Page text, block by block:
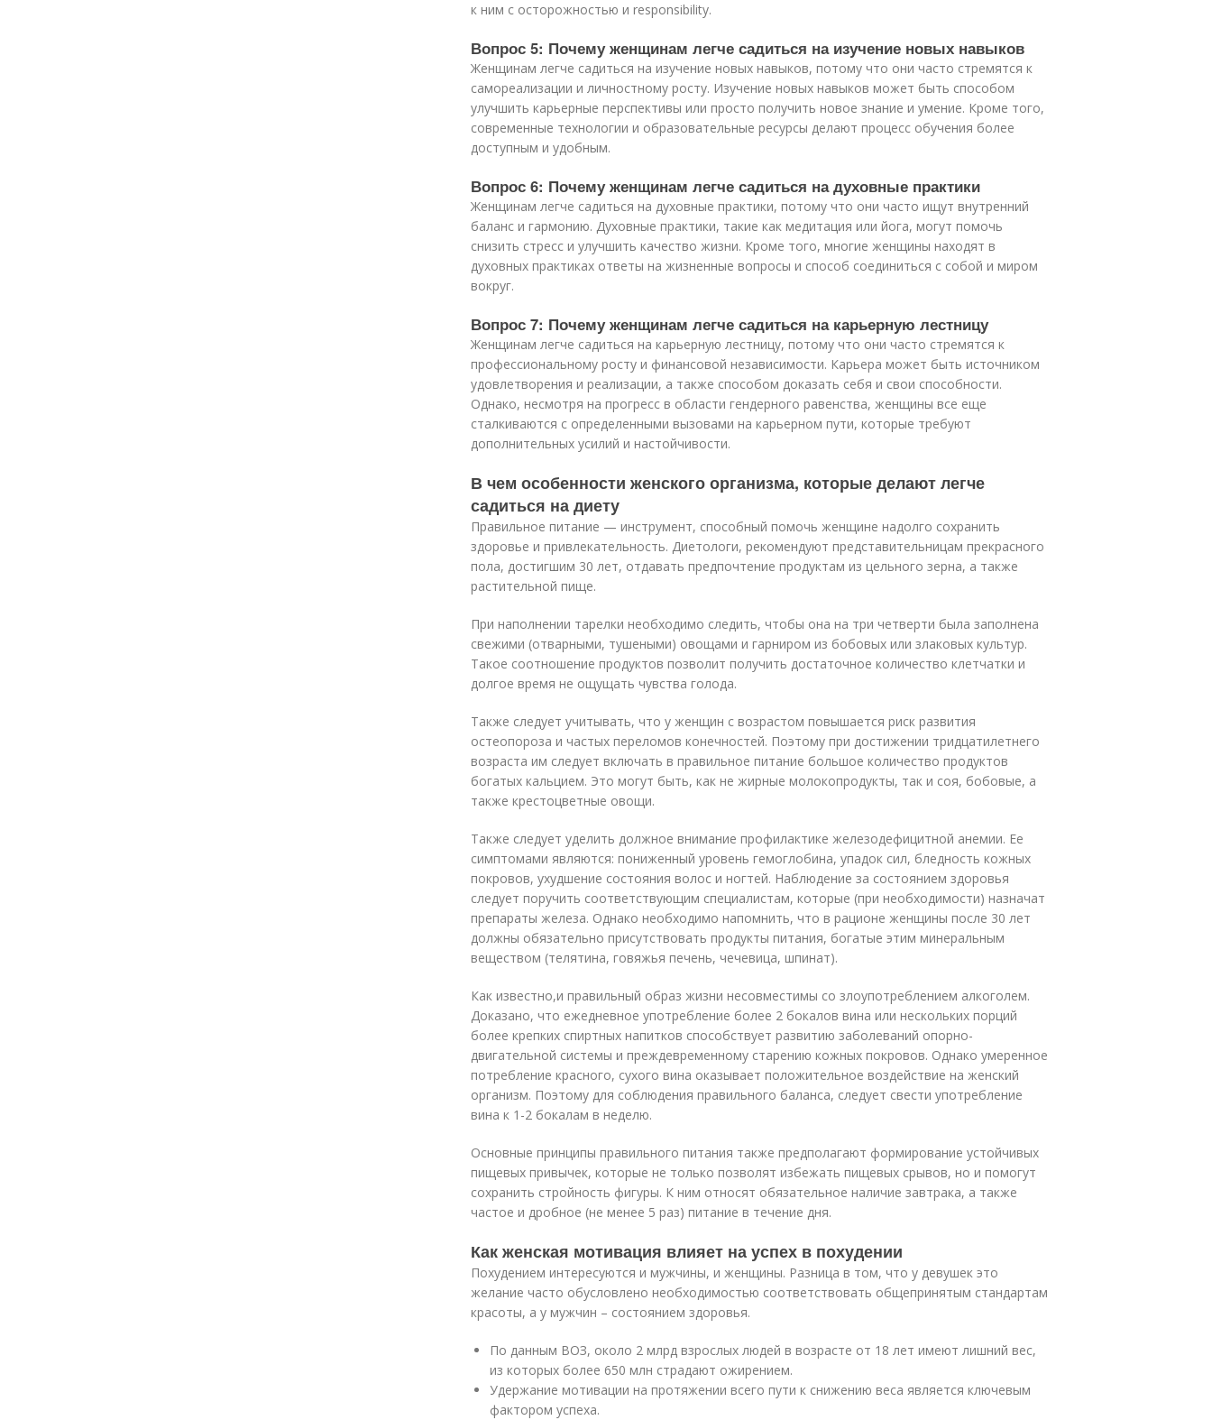
к ним с осторожностью и responsibility.
Вопрос 5: Почему женщинам легче садиться на изучение новых навыков
Женщинам легче садиться на изучение новых навыков, потому что они часто стремятся к
самореализации и личностному росту. Изучение новых навыков может быть способом
улучшить карьерные перспективы или просто получить новое знание и умение. Кроме того,
современные технологии и образовательные ресурсы делают процесс обучения более
доступным и удобным.
Вопрос 6: Почему женщинам легче садиться на духовные практики
Женщинам легче садиться на духовные практики, потому что они часто ищут внутренний
баланс и гармонию. Духовные практики, такие как медитация или йога, могут помочь
снизить стресс и улучшить качество жизни. Кроме того, многие женщины находят в
духовных практиках ответы на жизненные вопросы и способ соединиться с собой и миром
вокруг.
Вопрос 7: Почему женщинам легче садиться на карьерную лестницу
Женщинам легче садиться на карьерную лестницу, потому что они часто стремятся к
профессиональному росту и финансовой независимости. Карьера может быть источником
удовлетворения и реализации, а также способом доказать себя и свои способности.
Однако, несмотря на прогресс в области гендерного равенства, женщины все еще
сталкиваются с определенными вызовами на карьерном пути, которые требуют
дополнительных усилий и настойчивости.
В чем особенности женского организма, которые делают легче
садиться на диету
Правильное питание — инструмент, способный помочь женщине надолго сохранить
здоровье и привлекательность. Диетологи, рекомендуют представительницам прекрасного
пола, достигшим 30 лет, отдавать предпочтение продуктам из цельного зерна, а также
растительной пище.
При наполнении тарелки необходимо следить, чтобы она на три четверти была заполнена
свежими (отварными, тушеными) овощами и гарниром из бобовых или злаковых культур.
Такое соотношение продуктов позволит получить достаточное количество клетчатки и
долгое время не ощущать чувства голода.
Также следует учитывать, что у женщин с возрастом повышается риск развития
остеопороза и частых переломов конечностей. Поэтому при достижении тридцатилетнего
возраста им следует включать в правильное питание большое количество продуктов
богатых кальцием. Это могут быть, как не жирные молокопродукты, так и соя, бобовые, а
также крестоцветные овощи.
Также следует уделить должное внимание профилактике железодефицитной анемии. Ее
симптомами являются: пониженный уровень гемоглобина, упадок сил, бледность кожных
покровов, ухудшение состояния волос и ногтей. Наблюдение за состоянием здоровья
следует поручить соответствующим специалистам, которые (при необходимости) назначат
препараты железа. Однако необходимо напомнить, что в рационе женщины после 30 лет
должны обязательно присутствовать продукты питания, богатые этим минеральным
веществом (телятина, говяжья печень, чечевица, шпинат).
Как известно,и правильный образ жизни несовместимы со злоупотреблением алкоголем.
Доказано, что ежедневное употребление более 2 бокалов вина или нескольких порций
более крепких спиртных напитков способствует развитию заболеваний опорно-
двигательной системы и преждевременному старению кожных покровов. Однако умеренное
потребление красного, сухого вина оказывает положительное воздействие на женский
организм. Поэтому для соблюдения правильного баланса, следует свести употребление
вина к 1-2 бокалам в неделю.
Основные принципы правильного питания также предполагают формирование устойчивых
пищевых привычек, которые не только позволят избежать пищевых срывов, но и помогут
сохранить стройность фигуры. К ним относят обязательное наличие завтрака, а также
частое и дробное (не менее 5 раз) питание в течение дня.
Как женская мотивация влияет на успех в похудении
Похудением интересуются и мужчины, и женщины. Разница в том, что у девушек это
желание часто обусловлено необходимостью соответствовать общепринятым стандартам
красоты, а у мужчин – состоянием здоровья.
По данным ВОЗ, около 2 млрд взрослых людей в возрасте от 18 лет имеют лишний вес,
из которых более 650 млн страдают ожирением.
Удержание мотивации на протяжении всего пути к снижению веса является ключевым
фактором успеха.